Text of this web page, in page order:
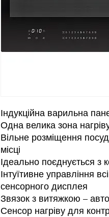
Індукційна варильна
Одна велика зона
Вільне розміщення
місці
Ідеально поєднується
Інтуїтивне управління
сенсорного дисплея
Звязок з витяжкою –
Сенсор нагріву для